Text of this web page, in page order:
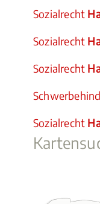
Sozialrecht
Sozialrecht
Sozialrecht
Sozialrecht